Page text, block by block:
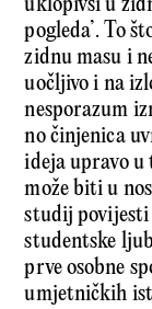
uklopivši u
pogleda’. To
zidnu masu i
uočljivo i na
nesporazum
no činjenica
ideja upravo u
može biti u
studij povijesti
studentske
prve osobne
umjetničkih